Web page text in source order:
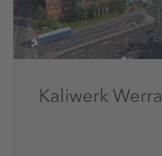
Kaliwerk Werra